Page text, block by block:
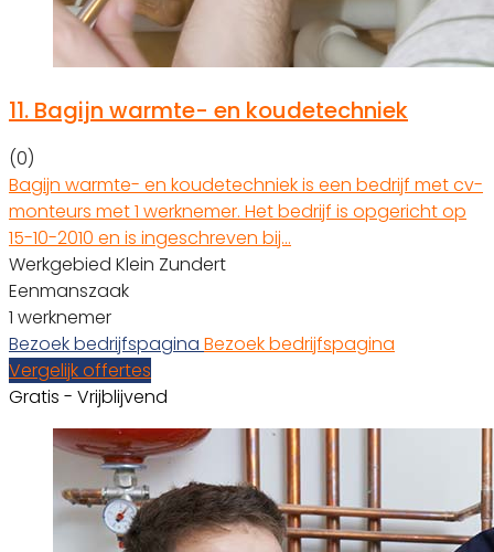
11. Bagijn warmte- en koudetechniek
(0)
Bagijn warmte- en koudetechniek is een bedrijf met cv-
monteurs met 1 werknemer. Het bedrijf is opgericht op
15-10-2010 en is ingeschreven bij…
Werkgebied Klein Zundert
Eenmanszaak
1 werknemer
Bezoek bedrijfspagina Bezoek bedrijfspagina
Vergelijk offertes
Gratis - Vrijblijvend